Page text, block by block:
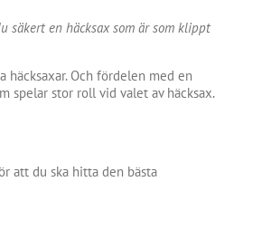
säkert en häcksax som är som klippt
häcksaxar. Och fördelen med en
spelar stor roll vid valet av häcksax.
att du ska hitta den bästa